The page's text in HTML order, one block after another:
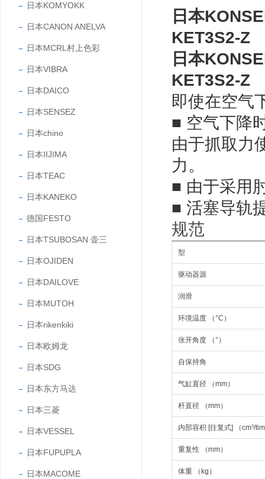
日本KOMYOKK
日本CANON ANELVA
日本MCRL村上色彩
日本VIBRA
日本DAICO
日本SENSEZ
日本chino
日本IIJIMA
日本TEAC
日本KANEKO
德国FESTO
日本TSUBOSAN 壶三
日本OJIDEN
日本DAILOVE
日本MUTOH
日本rikenkiki
日本欧姆龙
日本SDG
日本东方马达
日本三菱
日本VESSEL
日本FUPUPLA
日本MACOME
日本
KET3S2-Z
日本
KET3S2-Z
即使在空气
■ 空气下降
由于抓取力
力。
■ 由于采用
■ 活塞导轨
规范
型
驱动器源
润滑
环境温度 （°C）
张开角度 （°）
自保持角
气缸直径 （mm）
杆直径 （mm）
内部容积 [往复式] （cm³/
重复性 （mm）
体重 （kg）